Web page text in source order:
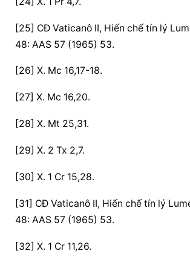
[25] CĐ Vaticanô II, Hiến chế tín lý
48: AAS 57 (1965) 53.
[26] X. Mc 16,17-18.
[27] X. Mc 16,20.
[28] X. Mt 25,31.
[29] X. 2 Tx 2,7.
[30] X. 1 Cr 15,28.
[31] CĐ Vaticanô II, Hiến chế tín lý
48: AAS 57 (1965) 53.
[32] X. 1 Cr 11,26.